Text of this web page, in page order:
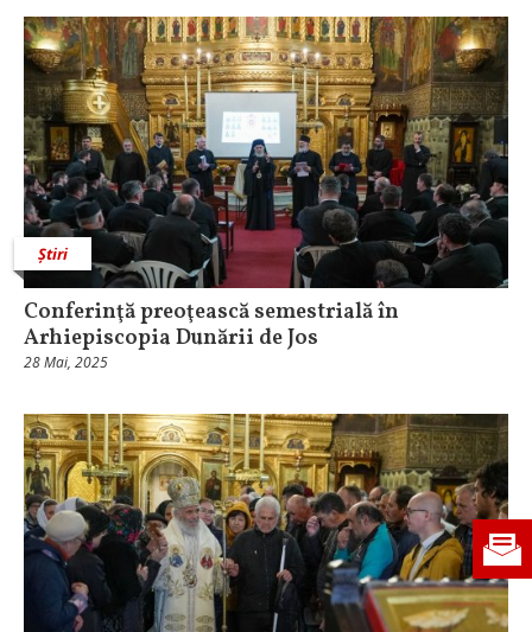
Știri
Conferinţă preoţească semestrială în
Arhiepiscopia Dunării de Jos
28 Mai, 2025